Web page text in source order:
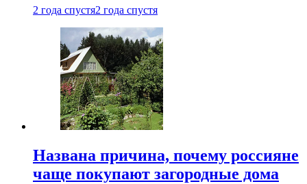
2 года спустя2 года спустя
Названа причина, почему россияне
чаще покупают загородные дома